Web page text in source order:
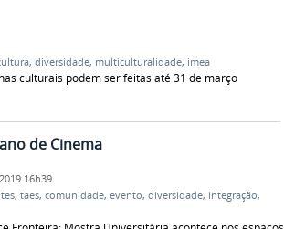
, diversidade, multiculturalidade, imea
culturais podem ser feitas até 31 de março
de Cinema
16h39
, taes, comunidade, evento, diversidade, integração,